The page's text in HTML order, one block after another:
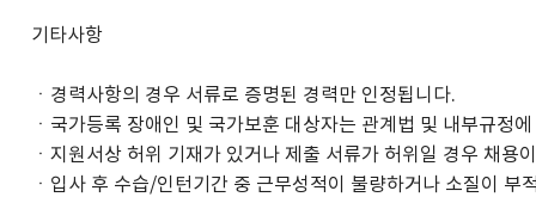
기타사항
ㆍ경력사항의 경우 서류로 증명된 경력만 인정됩니다.
ㆍ국가등록 장애인 및 국가보훈 대상자는 관계법 및 내부규정
ㆍ지원서상 허위 기재가 있거나 제출 서류가 허위일 경우 채용
ㆍ입사 후 수습/인턴기간 중 근무성적이 불량하거나 소질이 부